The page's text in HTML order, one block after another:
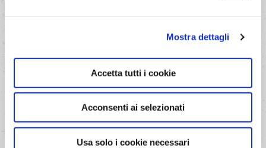
Mostra dettagli
Accetta tutti i cookie
Acconsenti ai selezionati
Usa solo i cookie necessari
le mandorle affettate e cuoci nella
preriscaldato (elettrico: 180°C,
media: 190°C) per 35-40 minuti.
AVANTI